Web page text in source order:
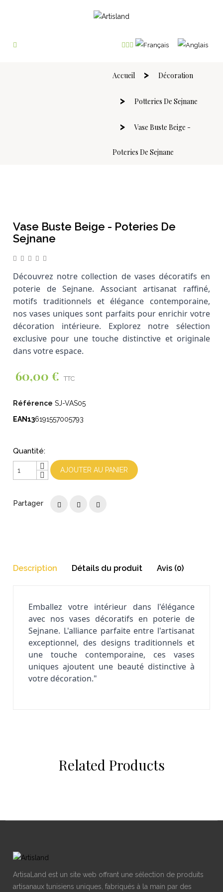
Accueil Décoration
Potteries De Sejnane
Vase Buste Beige -
Poteries De Sejnane
Vase Buste Beige - Poteries De
Sejnane
Découvrez notre collection de vases décoratifs en
poterie de Sejnane. Associant artisanat raffiné,
motifs traditionnels et élégance contemporaine,
nos vases uniques sont parfaits pour enrichir votre
décoration intérieure. Explorez notre sélection
exclusive pour une touche distinctive et originale
dans votre espace.
60,00 € TTC
Référence SJ-VAS05
EAN136191557005793
Quantité:
AJOUTER AU PANIER
Partager
Description Détails du produit Avis (0)
Emballez votre intérieur dans l'élégance
avec nos vases décoratifs en poterie de
Sejnane. L'alliance parfaite entre l'artisanat
exceptionnel, des designs traditionnels et
une touche contemporaine, ces vases
uniques ajoutent une beauté distinctive à
votre décoration."
Related Products
ArtisaLand est un site web offrant une sélection de produits
artisanaux tunisiens uniques, fabriqués à la main par des